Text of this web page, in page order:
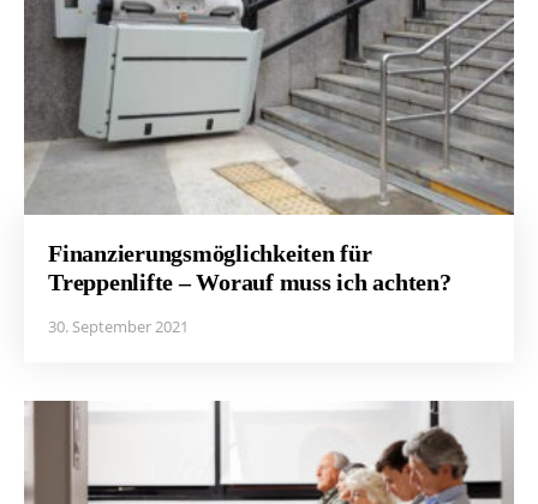
Finanzierungsmöglichkeiten für
Treppenlifte – Worauf muss ich achten?
30. September 2021